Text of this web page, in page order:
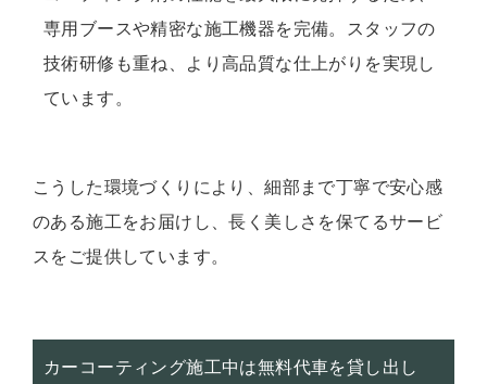
専用ブースや精密な施工機器を完備。スタッフの
技術研修も重ね、より高品質な仕上がりを実現し
ています。
こうした環境づくりにより、細部まで丁寧で安心感
のある施工をお届けし、長く美しさを保てるサービ
スをご提供しています。
カーコーティング施工中は無料代車を貸し出し